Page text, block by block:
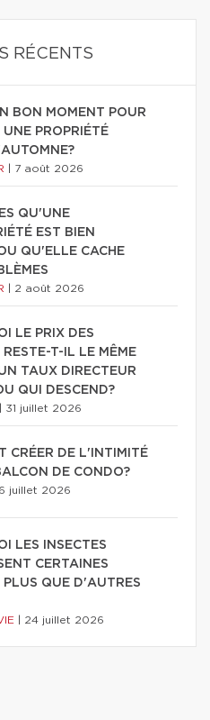
RÉCENTS
BON MOMENT POUR
UNE PROPRIÉTÉ
7 août 2026
QU'UNE
EST BIEN
QU'ELLE CACHE
2 août 2026
LE PRIX DES
RESTE-T-IL LE MÊME
TAUX DIRECTEUR
QUI DESCEND?
31 juillet 2026
CRÉER DE L'INTIMITÉ
DE CONDO?
juillet 2026
LES INSECTES
CERTAINES
PLUS QUE D'AUTRES
24 juillet 2026